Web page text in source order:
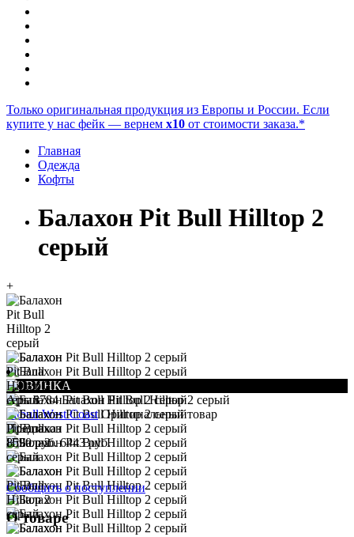
Только оригинальная продукция из Европы и России. Если
купите у нас фейк — вернем x10 от стоимости заказа.*
Главная
Одежда
Кофты
Балахон Pit Bull Hilltop 2
серый
+
НОВИНКА
Арт. 8784 Балахон Pit Bull Hilltop 2 серый
Pitbull West Coast Оригинальный товар
Предзаказ
8590 руб. 6443 руб.
Сообщить о поступлении
О товаре